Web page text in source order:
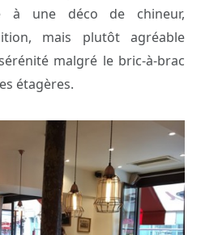
à une déco de chineur,
mais plutôt agréable
malgré le bric-à-brac
étagères.